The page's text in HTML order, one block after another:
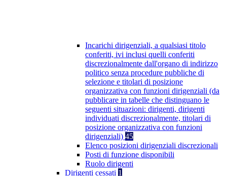
Incarichi dirigenziali, a qualsiasi titolo
conferiti, ivi inclusi quelli conferiti
discrezionalmente dall'organo di indirizzo
politico senza procedure pubbliche di
selezione e titolari di posizione
organizzativa con funzioni dirigenziali (da
pubblicare in tabelle che distinguano le
seguenti situazioni: dirigenti, dirigenti
individuati discrezionalmente, titolari di
posizione organizzativa con funzioni
dirigenziali) 45
Elenco posizioni dirigenziali discrezionali
Posti di funzione disponibili
Ruolo dirigenti
Dirigenti cessati 1